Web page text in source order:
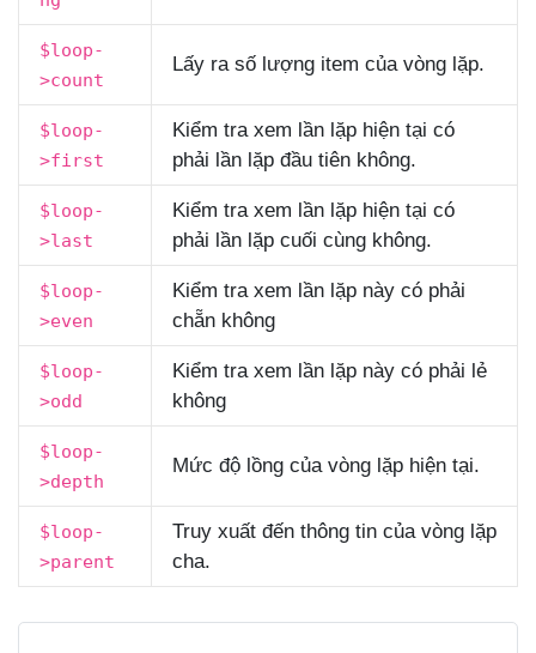
$loop-
>count
Lấy ra số lượng item của vòng lặp.
$loop-
>first
Kiểm tra xem lần lặp hiện tại có
phải lần lặp đầu tiên không.
$loop-
>last
Kiểm tra xem lần lặp hiện tại có
phải lần lặp cuối cùng không.
$loop-
>even
Kiểm tra xem lần lặp này có phải
chẵn không
$loop-
>odd
Kiểm tra xem lần lặp này có phải lẻ
không
$loop-
>depth
Mức độ lồng của vòng lặp hiện tại.
$loop-
>parent
Truy xuất đến thông tin của vòng lặp
cha.